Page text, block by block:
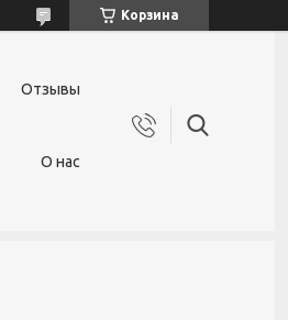
Корзина
Отзывы
О нас